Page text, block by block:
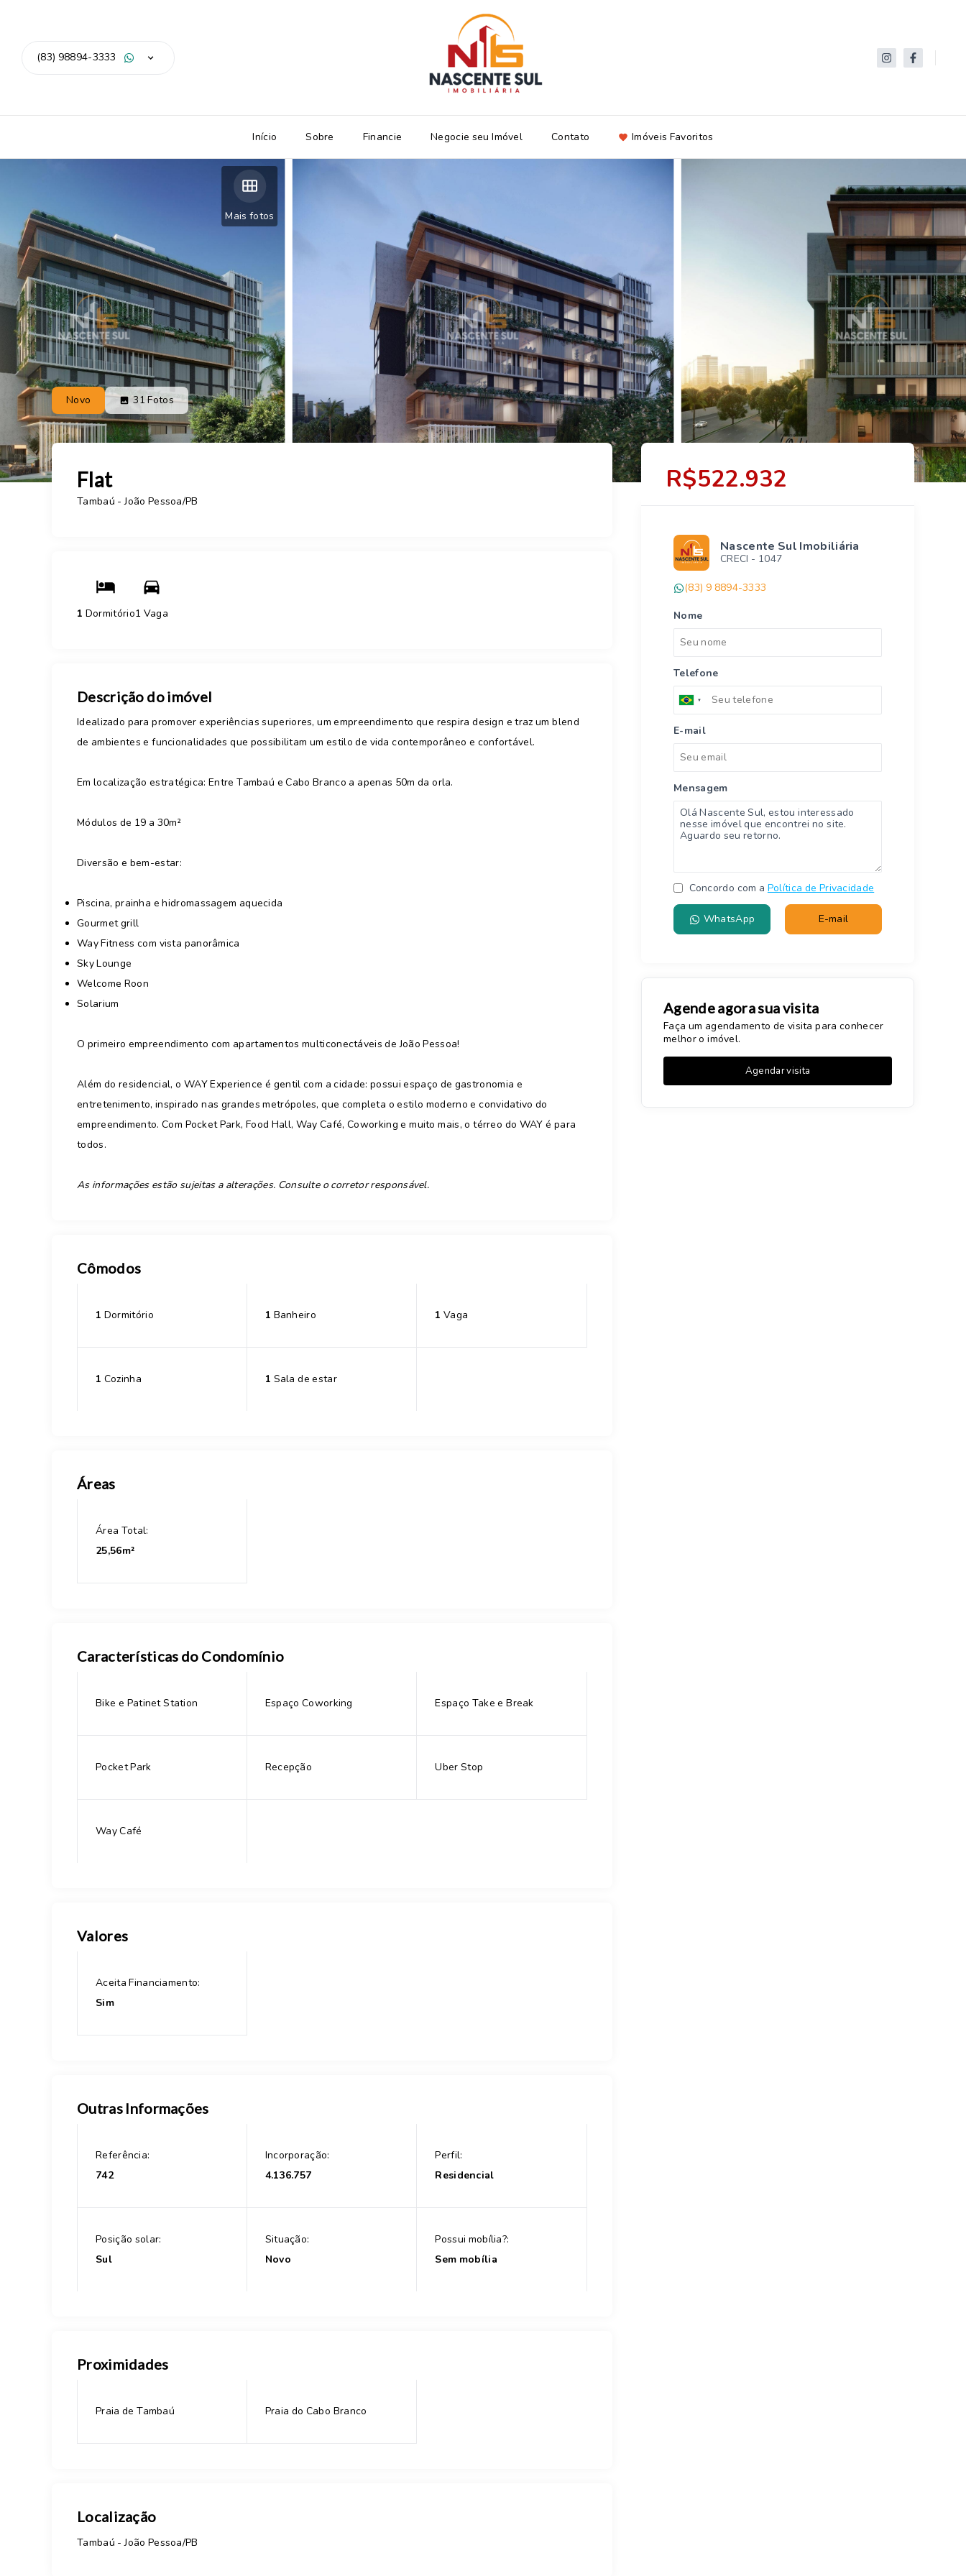
(83) 98894-3333
Início Sobre Financie Negocie seu Imóvel Contato Imóveis Favoritos
Mais fotos
Novo 31Fotos
Flat
Tambaú - João Pessoa/PB
1 Dormitório1 Vaga
Descrição do imóvel
Idealizado para promover experiências superiores, um empreendimento que respira design e traz um blend
de ambientes e funcionalidades que possibilitam um estilo de vida contemporâneo e confortável.
Em localização estratégica: Entre Tambaú e Cabo Branco a apenas 50m da orla.
Módulos de 19 a 30m²
Diversão e bem-estar:
Piscina, prainha e hidromassagem aquecida
Gourmet grill
Way Fitness com vista panorâmica
Sky Lounge
Welcome Roon
Solarium
O primeiro empreendimento com apartamentos multiconectáveis de João Pessoa!
Além do residencial, o WAY Experience é gentil com a cidade: possui espaço de gastronomia e
entretenimento, inspirado nas grandes metrópoles, que completa o estilo moderno e convidativo do
empreendimento. Com Pocket Park, Food Hall, Way Café, Coworking e muito mais, o térreo do WAY é para
todos.
As informações estão sujeitas a alterações. Consulte o corretor responsável.
Cômodos
1 Dormitório 1 Banheiro 1 Vaga
1 Cozinha 1 Sala de estar
Áreas
Área Total:
25,56m²
Características do Condomínio
Bike e Patinet Station Espaço Coworking Espaço Take e Break
Pocket Park Recepção Uber Stop
Way Café
Valores
Aceita Financiamento:
Sim
Outras Informações
Referência:
742
Incorporação:
4.136.757
Perfil:
Residencial
Posição solar:
Sul
Situação:
Novo
Possui mobília?:
Sem mobília
Proximidades
Praia de Tambaú Praia do Cabo Branco
Localização
Tambaú - João Pessoa/PB
R$522.932
Nascente Sul Imobiliária
CRECI - 1047
(83) 9 8894-3333
Nome
Telefone
E-mail
Mensagem
Concordo com a Política de Privacidade
WhatsApp E-mail
Agende agora sua visita
Faça um agendamento de visita para conhecer
melhor o imóvel.
Agendar visita